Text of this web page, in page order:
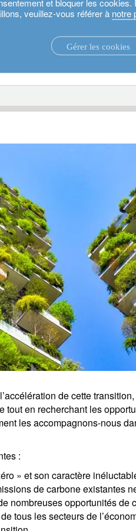
veuillez-vous référer à notre
Gérer les cookies
de cette
tout en recherchant les
les accompagnons-nous
:
» et son caractère
de carbone existantes
nombreuses opportunités de
tous les secteurs de